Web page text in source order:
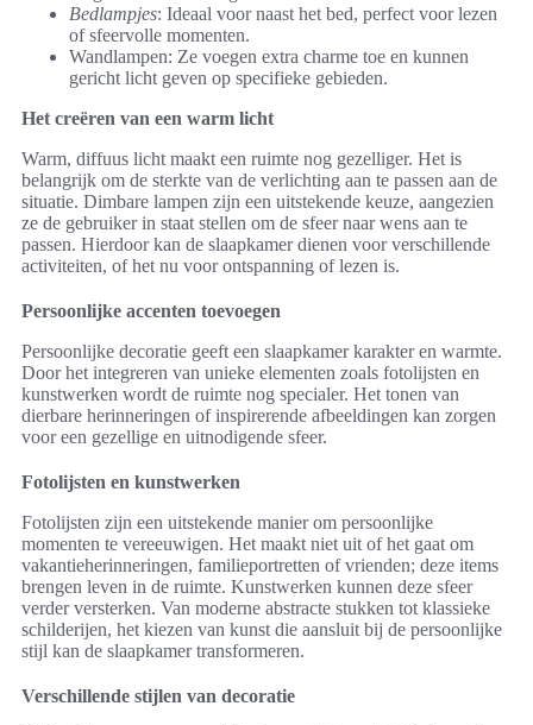
Bedlampjes: Ideaal voor naast het bed, perfect voor lezen
of sfeervolle momenten.
Wandlampen: Ze voegen extra charme toe en kunnen
gericht licht geven op specifieke gebieden.
Het creëren van een warm licht
Warm, diffuus licht maakt een ruimte nog gezelliger. Het is
belangrijk om de sterkte van de verlichting aan te passen aan de
situatie. Dimbare lampen zijn een uitstekende keuze, aangezien
ze de gebruiker in staat stellen om de sfeer naar wens aan te
passen. Hierdoor kan de slaapkamer dienen voor verschillende
activiteiten, of het nu voor ontspanning of lezen is.
Persoonlijke accenten toevoegen
Persoonlijke decoratie geeft een slaapkamer karakter en warmte.
Door het integreren van unieke elementen zoals fotolijsten en
kunstwerken wordt de ruimte nog specialer. Het tonen van
dierbare herinneringen of inspirerende afbeeldingen kan zorgen
voor een gezellige en uitnodigende sfeer.
Fotolijsten en kunstwerken
Fotolijsten zijn een uitstekende manier om persoonlijke
momenten te vereeuwigen. Het maakt niet uit of het gaat om
vakantieherinneringen, familieportretten of vrienden; deze items
brengen leven in de ruimte. Kunstwerken kunnen deze sfeer
verder versterken. Van moderne abstracte stukken tot klassieke
schilderijen, het kiezen van kunst die aansluit bij de persoonlijke
stijl kan de slaapkamer transformeren.
Verschillende stijlen van decoratie